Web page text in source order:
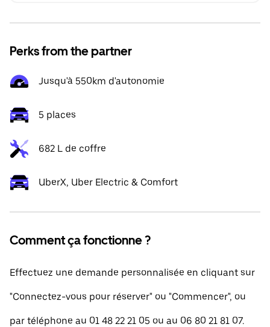
Perks from the partner
Jusqu'à 550km d'autonomie
5 places
682 L de coffre
UberX, Uber Electric & Comfort
Comment ça fonctionne ?
Effectuez une demande personnalisée en cliquant sur
"Connectez-vous pour réserver" ou "Commencer", ou
par téléphone au 01 48 22 21 05 ou au 06 80 21 81 07.